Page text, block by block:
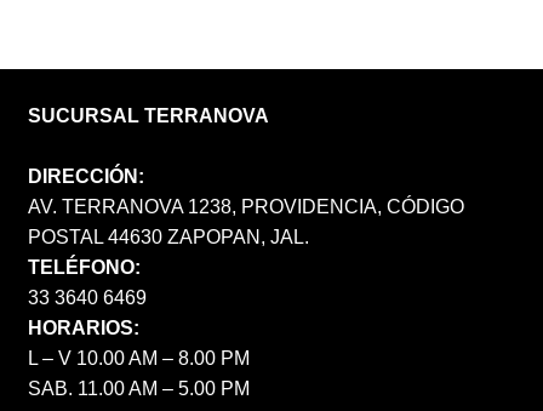
SUCURSAL TERRANOVA
DIRECCIÓN:
AV. TERRANOVA 1238, PROVIDENCIA, CÓDIGO
POSTAL 44630 ZAPOPAN, JAL.
TELÉFONO:
33 3640 6469
HORARIOS:
L – V 10.00 AM – 8.00 PM
SAB. 11.00 AM – 5.00 PM